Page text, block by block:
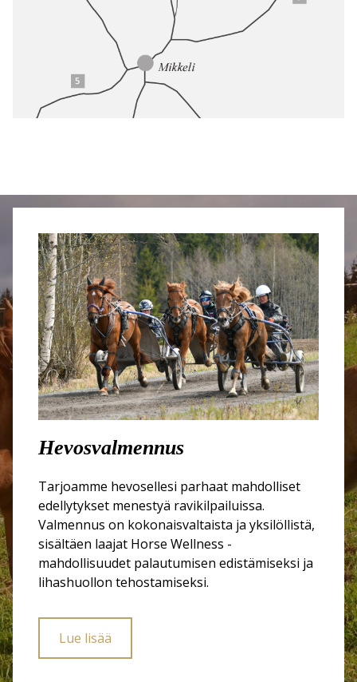
Hevosvalmennus
Tarjoamme hevosellesi parhaat mahdolliset
edellytykset menestyä ravikilpailuissa.
Valmennus on kokonaisvaltaista ja yksilöllistä,
sisältäen laajat Horse Wellness -
mahdollisuudet palautumisen edistämiseksi ja
lihashuollon tehostamiseksi.
Lue lisää